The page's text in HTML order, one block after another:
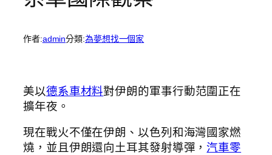
作者:admin分類:為夢想找一個家
美以德系車材料對伊朗的軍事行動范圍正在
擴年夜。
現在戰火不僅在伊朗、以色列和海灣國家燃
燒，並且伊朗還向土耳其發射導彈，汽車零